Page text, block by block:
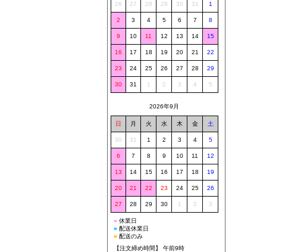
26 27 28 29 30 31 1
2 3 4 5 6 7 8
9 10 11 12 13 14 15
16 17 18 19 20 21 22
23 24 25 26 27 28 29
30 31 1 2 3 4 5
2026年9月
日 月 火 水 木 金 土
30 31 1 2 3 4 5
6 7 8 9 10 11 12
13 14 15 16 17 18 19
20 21 22 23 24 25 26
27 28 29 30 1 2 3
■ 休業日
■ 配送休業日
■ 配送のみ
【注文締め時間】 午前9時